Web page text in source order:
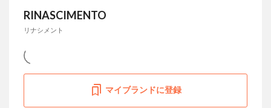
RINASCIMENTO
リナシメント
マイブランドに登録